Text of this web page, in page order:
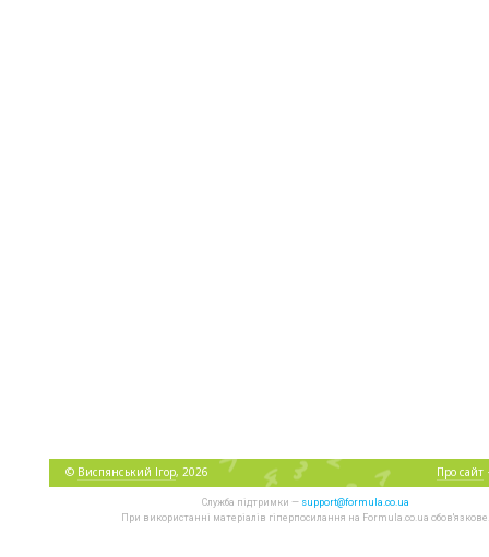
© Виспянський Ігор, 2026 Про сайт
Служба підтримки — support@formula.co.ua
При використанні матеріалів гіперпосилання на Formula.co.ua обов'язкове.